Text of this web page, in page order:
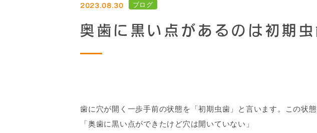
2023.08.30 ブログ
奥歯に黒い点があるのは初期
歯に穴が開く一歩手前の状態を「初期虫歯」と言います。この状
「奥歯に黒い点ができたけど穴は開いていない」